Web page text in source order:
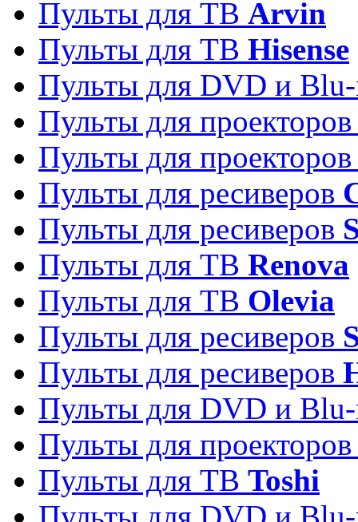
Пульты для ТВ Arvin
Пульты для ТВ Hisense
Пульты для DVD и
Пульты для
Пульты для
Пульты для ресиверов
Пульты для ресиверов
Пульты для ТВ Renova
Пульты для ТВ Olevia
Пульты для ресиверов
Пульты для ресиверов
Пульты для DVD и
Пульты для
Пульты для ТВ Toshi